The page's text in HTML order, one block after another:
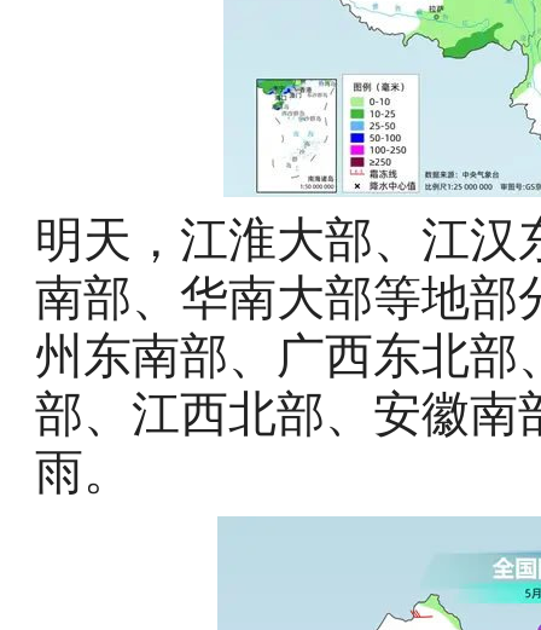
明天，江淮大部、江
南部、华南大部等地部
州东南部、广西东北部
部、江西北部、安徽南
雨。